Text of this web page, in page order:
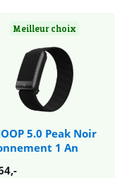
Meilleur choix
5.0 Peak Noir
1 An
,-